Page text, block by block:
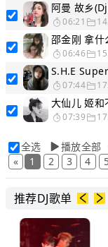
阿曼 故乡
06:21
06:46
S.H.E
07:44
大仙儿 姬
07:39
全选 播放全部
«
1 2 3 4
推荐DJ歌单